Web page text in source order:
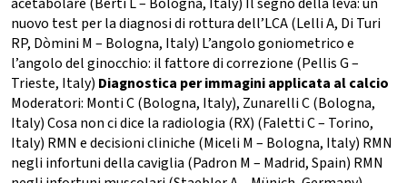
nuovo test per la diagnosi di rottura dell’LCA (Lelli A, Di Turi
RP, Dòmini M – Bologna, Italy) L’angolo goniometrico e
l’angolo del ginocchio: il fattore di correzione (Pellis G –
Trieste, Italy) Diagnostica per immagini applicata al calcio
Moderatori: Monti C (Bologna, Italy), Zunarelli C (Bologna,
Italy) Cosa non ci dice la radiologia (RX) (Faletti C – Torino,
Italy) RMN e decisioni cliniche (Miceli M – Bologna, Italy) RMN
negli infortuni della caviglia (Padron M – Madrid, Spain) RMN